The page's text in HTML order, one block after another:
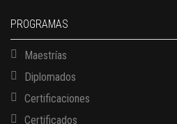
PROGRAMAS
Maestrías
Diplomados
Certificaciones
Certificados